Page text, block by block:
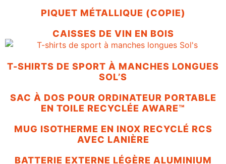
PIQUET MÉTALLIQUE (COPIE)
CAISSES DE VIN EN BOIS
T-SHIRTS DE SPORT À MANCHES LONGUES
SOL’S
SAC À DOS POUR ORDINATEUR PORTABLE
EN TOILE RECYCLÉE AWARE™
MUG ISOTHERME EN INOX RECYCLÉ RCS
AVEC LANIÈRE
BATTERIE EXTERNE LÉGÈRE ALUMINIUM